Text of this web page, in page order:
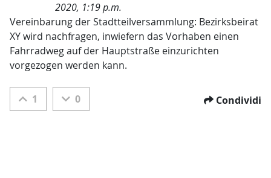
2020, 1:19 p.m.
Categorie:
Vereinbarung der Stadtteilversammlung: Bezirksbeirat
XY wird nachfragen, inwiefern das Vorhaben einen
Fahrradweg auf der Hauptstraße einzurichten
vorgezogen werden kann.
1 0 Condividi